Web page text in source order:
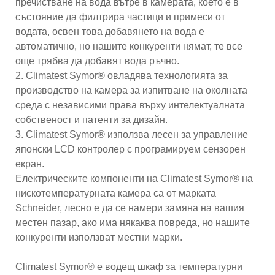
състояние да филтрира частици и примеси от
водата, освен това добавянето на вода е
автоматично, но нашите конкуренти нямат, те все
още трябва да добавят вода ръчно.
2. Climatest Symor® овладява технологията за
производство на камера за изпитване на околната
среда с независими права върху интелектуалната
собственост и патенти за дизайн.
3. Climatest Symor® използва лесен за управление
японски LCD контролер с програмируем сензорен
екран.
Електрическите компоненти на Climatest Symor® на
нискотемпературната камера са от марката
Schneider, лесно е да се намери замяна на вашия
местен пазар, ако има някаква повреда, но нашите
конкуренти използват местни марки.
Climatest Symor® е водещ шкаф за температурни